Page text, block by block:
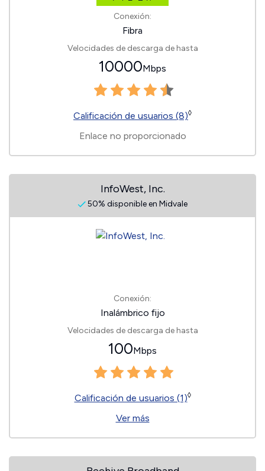
Conexión:
Fibra
Velocidades de descarga de hasta
10000Mbps
Calificación de usuarios (8)◊
Enlace no proporcionado
InfoWest, Inc.
50% disponible en Midvale
Conexión:
Inalámbrico fijo
Velocidades de descarga de hasta
100Mbps
Calificación de usuarios (1)◊
Ver más